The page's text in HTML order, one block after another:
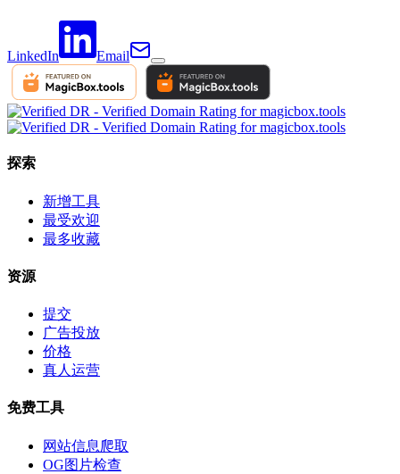
LinkedIn Email
探索
新增工具
最受欢迎
最多收藏
资源
提交
广告投放
价格
真人运营
免费工具
网站信息爬取
OG图片检查